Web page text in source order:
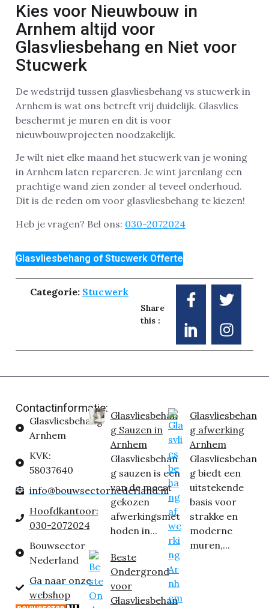
Kies voor Nieuwbouw in
Arnhem altijd voor
Glasvliesbehang en Niet voor
Stucwerk
De wedstrijd tussen glasvliesbehang vs stucwerk in
Arnhem is wat ons betreft vrij duidelijk. Glasvlies
beschermt je muren en dit is voor
nieuwbouwprojecten noodzakelijk.
Je wilt niet elke maand het stucwerk van je woning
in Arnhem laten repareren. Je wint jarenlang een
prachtige wand zien zonder al teveel onderhoud.
Dit is de reden om voor glasvliesbehang te kiezen!
Heb je vragen? Bel ons: 030-2072024
Glasvliesbehang of Stucwerk Offerte
Categorie: Stucwerk
Share
this :
Contactinformatie:
Glasvliesbehang
Arnhem
KVK:
58037640
info@bouwsectornederland.nl
Hoofdkantoor:
030-2072024
Bouwsector
Nederland
Ga naar onze
webshop
Glasvliesbehan
g Sauzen in
Arnhem
Glasvliesbehan
g sauzen is een
van de meest
gekozen
afwerkingsmet
hoden in...
Beste
Ondergrond
voor
Glasvliesbehan
Glasvliesbehan
g afwerking
Arnhem
Glasvliesbehan
g biedt een
uitstekende
basis voor
strakke en
moderne
muren,...